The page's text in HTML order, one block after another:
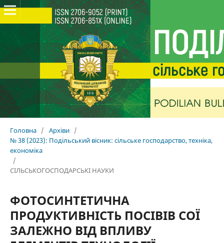
Головна / Архіви /
№ 38 (2023): Подільський вісник: сільське господарство, техніка,
економіка
/
СІЛЬСЬКОГОСПОДАРСЬКІ НАУКИ
ФОТОСИНТЕТИЧНА
ПРОДУКТИВНІСТЬ ПОСІВІВ СОЇ
ЗАЛЕЖНО ВІД ВПЛИВУ